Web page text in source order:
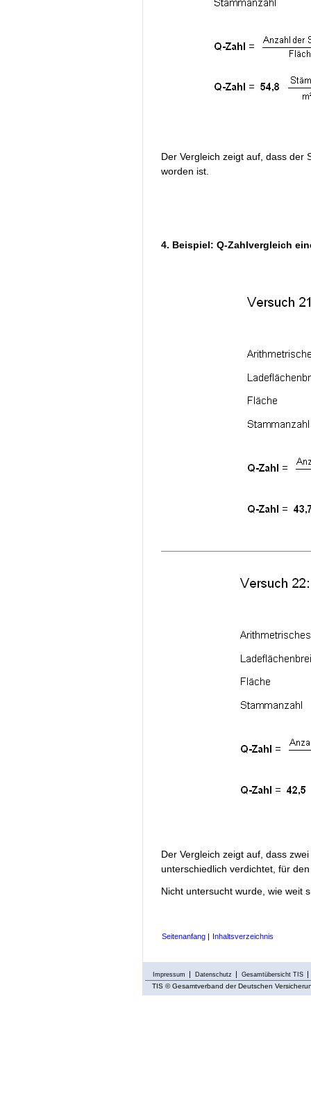
Der Vergleich zeigt auf, dass der
worden ist.
4. Beispiel: Q-Zahlvergleich
Der Vergleich zeigt auf, dass
unterschiedlich verdichtet, für
Nicht untersucht wurde, wie weit
Seitenanfang Inhaltsverzeichnis
Impressum Datenschutz Gesamtübersicht TIS
TIS © Gesamtverband der Deutschen